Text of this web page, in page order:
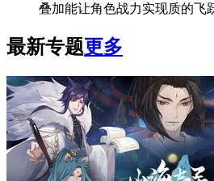
叠加能让角色战力实现质的飞
最新专题更多